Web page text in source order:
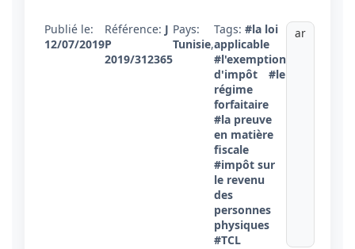
Publié le:
12/07/2019
Référence: J
P
2019/312365
Pays:
Tunisie,
Tags: #la loi
applicable
#l'exemption
d'impôt
#le
régime
forfaitaire
#la preuve
en matière
fiscale
#impôt sur
le revenu
des
personnes
physiques
#TCL
ar